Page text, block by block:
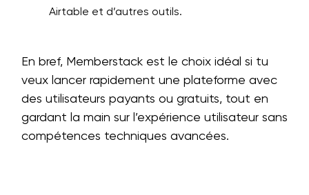
Airtable et d’autres outils.
En bref, Memberstack est le choix idéal si tu
veux lancer rapidement une plateforme avec
des utilisateurs payants ou gratuits, tout en
gardant la main sur l’expérience utilisateur sans
compétences techniques avancées.